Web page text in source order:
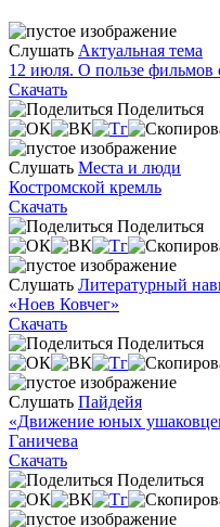
Слушать Актуальная тема
12 июля. О пользе фильмов
Скачать
Поделиться
Слушать Места и люди
Костромской кремль
Скачать
Поделиться
Слушать Литературный
«Ноев Ковчег»
Скачать
Поделиться
Слушать Пайдейя
«Движение юных
Ганичева
Скачать
Поделиться